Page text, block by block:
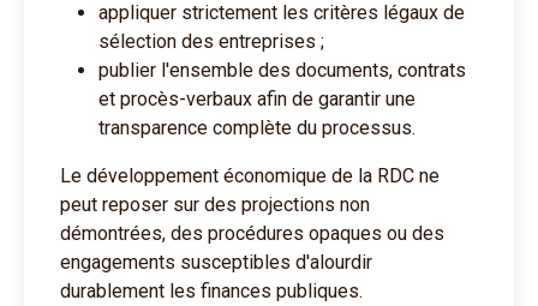
appliquer strictement les critères légaux de
sélection des entreprises ;
publier l'ensemble des documents, contrats
et procès-verbaux afin de garantir une
transparence complète du processus.
Le développement économique de la RDC ne
peut reposer sur des projections non
démontrées, des procédures opaques ou des
engagements susceptibles d'alourdir
durablement les finances publiques.